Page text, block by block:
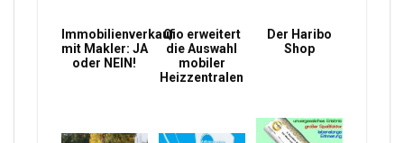
Immobilienverkauf
mit Makler: JA
oder NEIN!
Qio erweitert
die Auswahl
mobiler
Heizzentralen
Der Haribo
Shop